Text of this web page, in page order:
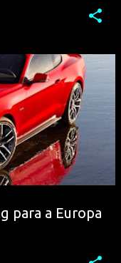
para a Europa